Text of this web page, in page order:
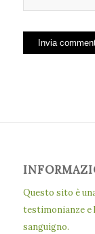
Questo sito è
testimonianze e
sanguigno.